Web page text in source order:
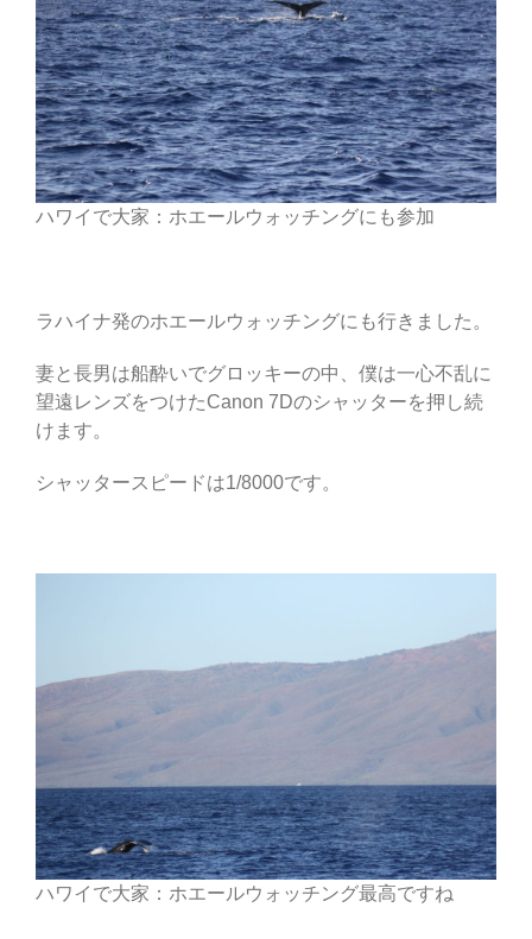
ハワイで大家：ホエールウォッチングにも参加
ラハイナ発のホエールウォッチングにも行きました。
妻と長男は船酔いでグロッキーの中、僕は一心不乱に
望遠レンズをつけたCanon 7Dのシャッターを押し続
けます。
シャッタースピードは1/8000です。
ハワイで大家：ホエールウォッチング最高ですね